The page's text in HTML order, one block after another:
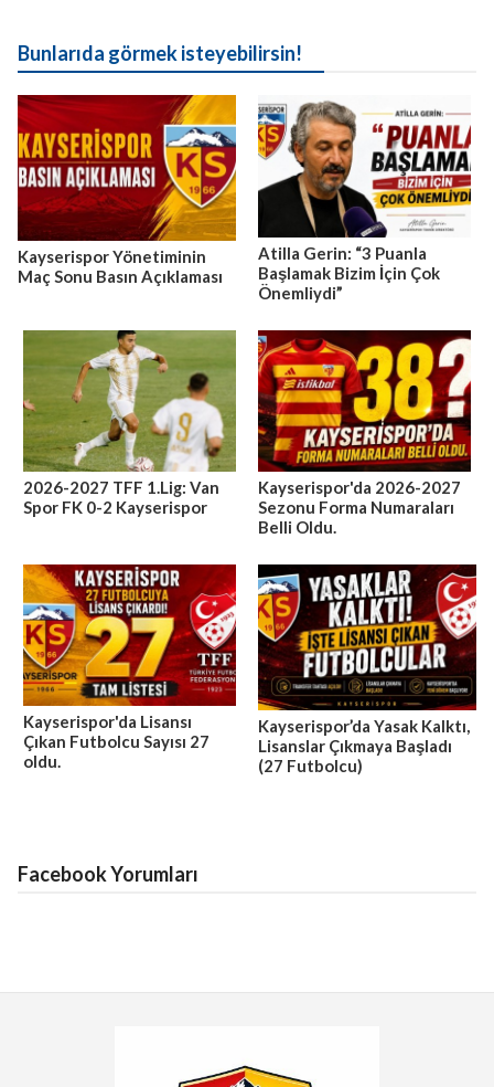
Bunlarıda görmek isteyebilirsin!
Kayserispor Yönetiminin
Maç Sonu Basın Açıklaması
Atilla Gerin: “3 Puanla
Başlamak Bizim İçin Çok
Önemliydi”
2026-2027 TFF 1.Lig: Van
Spor FK 0-2 Kayserispor
Kayserispor'da 2026-2027
Sezonu Forma Numaraları
Belli Oldu.
Kayserispor'da Lisansı
Çıkan Futbolcu Sayısı 27
oldu.
Kayserispor’da Yasak Kalktı,
Lisanslar Çıkmaya Başladı
(27 Futbolcu)
Facebook Yorumları